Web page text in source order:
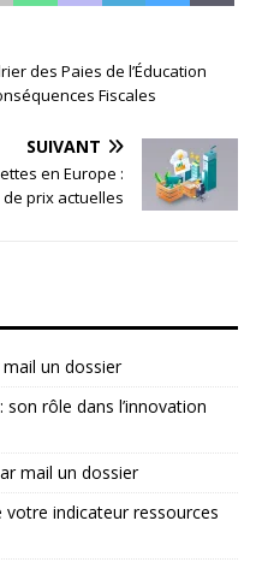
des Paies de l’Éducation
Fiscales
SUIVANT
en Europe :
prix actuelles
un dossier
rôle dans l’innovation
mail un dossier
indicateur ressources